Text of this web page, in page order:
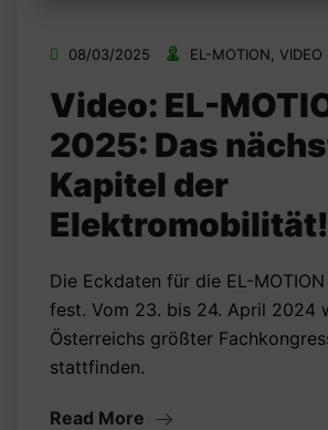
08/03/2025 EL-MOTION VIDEO
Video: EL-
2025: Das
Kapitel der
Elektromobilität!
Die Eckdaten für die EL-
fest. Vom 23. bis 24. April 2024
Österreichs größter
stattfinden.
Read More